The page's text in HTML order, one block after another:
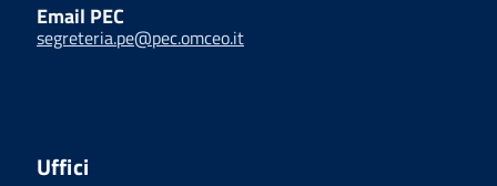
Email PEC
segreteria.pe@pec.omceo.it
Uffici